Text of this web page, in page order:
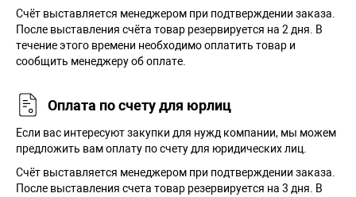
Cчёт выставляется менеджером при подтверждении заказа.
После выставления счёта товар резервируется на 2 дня. В
течение этого времени необходимо оплатить товар и
сообщить менеджеру об оплате.
Оплата по счету для юрлиц
Если вас интересуют закупки для нужд компании, мы можем
предложить вам оплату по счету для юридических лиц.
Счёт выставляется менеджером при подтверждении заказа.
После выставления счета товар резервируется на 3 дня. В